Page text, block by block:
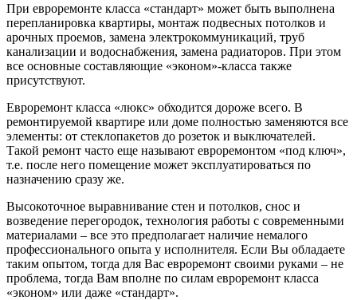
При евроремонте класса «стандарт» может быть выполнена
перепланировка квартиры, монтаж подвесных потолков и
арочных проемов, замена электрокоммуникаций, труб
канализации и водоснабжения, замена радиаторов. При этом
все основные составляющие «эконом»-класса также
присутствуют.
Евроремонт класса «люкс» обходится дороже всего. В
ремонтируемой квартире или доме полностью заменяются все
элементы: от стеклопакетов до розеток и выключателей.
Такой ремонт часто еще называют евроремонтом «под ключ»,
т.е. после него помещение может эксплуатироваться по
назначению сразу же.
Высокоточное выравнивание стен и потолков, снос и
возведение перегородок, технология работы с современными
материалами – все это предполагает наличие немалого
профессионального опыта у исполнителя. Если Вы обладаете
таким опытом, тогда для Вас евроремонт своими руками – не
проблема, тогда Вам вполне по силам евроремонт класса
«эконом» или даже «стандарт».